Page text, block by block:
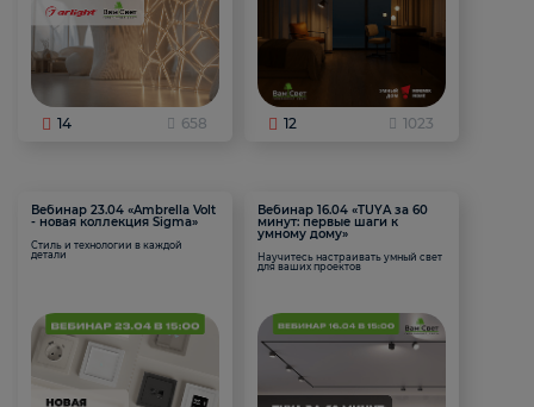
14 658 12 1023
Вебинар 23.04 «Ambrella Volt
- новая коллекция Sigma»
Стиль и технологии в каждой
детали
Вебинар 16.04 «TUYA за 60
минут: первые шаги к
умному дому»
Научитесь настраивать умный свет
для ваших проектов